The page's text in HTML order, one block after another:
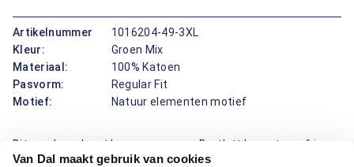
Van Dal maakt gebruik van cookies
Artikelnummer
1016204-49-3XL
Kleur:
Groen Mix
Materiaal:
100% Katoen
Pasvorm:
Regular Fit
Motief:
Natuur elementen motief
Dit overhemd met lange mouw van Bartlett brengt een frisse,
verzorgde uitstraling met een klassieke boord en een